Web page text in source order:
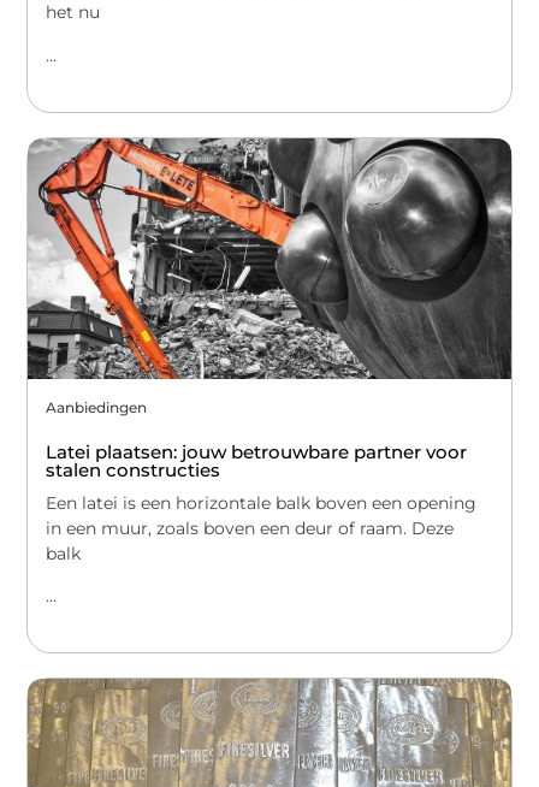
het nu
...
Aanbiedingen
Latei plaatsen: jouw betrouwbare partner voor
stalen constructies
Een latei is een horizontale balk boven een opening
in een muur, zoals boven een deur of raam. Deze
balk
...